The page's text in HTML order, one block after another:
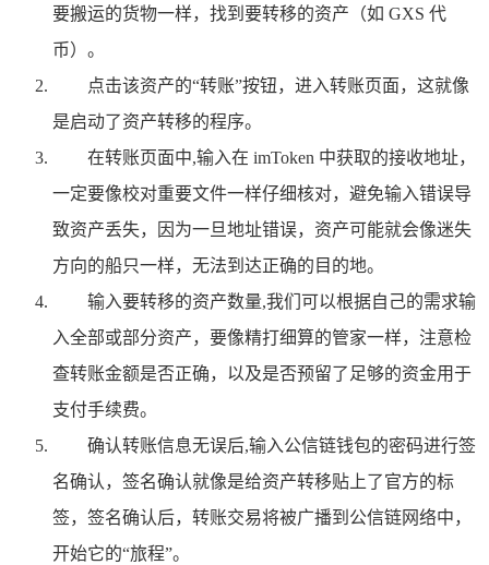
要搬运的货物一样，找到要转移的资产（如 GXS 代
币）。
点击该资产的“转账”按钮，进入转账页面，这就像
是启动了资产转移的程序。
在转账页面中,输入在 imToken 中获取的接收地址，
一定要像校对重要文件一样仔细核对，避免输入错误导
致资产丢失，因为一旦地址错误，资产可能就会像迷失
方向的船只一样，无法到达正确的目的地。
输入要转移的资产数量,我们可以根据自己的需求输
入全部或部分资产，要像精打细算的管家一样，注意检
查转账金额是否正确，以及是否预留了足够的资金用于
支付手续费。
确认转账信息无误后,输入公信链钱包的密码进行签
名确认，签名确认就像是给资产转移贴上了官方的标
签，签名确认后，转账交易将被广播到公信链网络中，
开始它的“旅程”。